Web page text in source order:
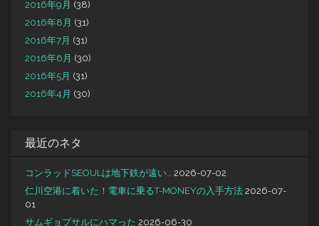
2016年9月 (38)
2016年8月 (31)
2016年7月 (31)
2016年6月 (30)
2016年5月 (31)
2016年4月 (30)
最近のネタ
コンラッドSEOULは地下鉄が遠い…
2026-07-02
仁川空港に着いた！電車に乗るT-MONEYの入手方法 2026-07-
01
サムギョプサルにハマった 2026-06-30